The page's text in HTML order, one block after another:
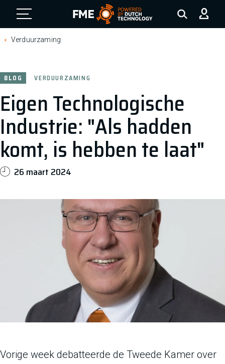
FME Logo, to the homepage
Verduurzaming
Eigen Technologische
Industrie: "Als hadden
komt, is hebben te laat"
BLOG VERDUURZAMING
26 maart 2024
Vorige week debatteerde de Tweede Kamer over